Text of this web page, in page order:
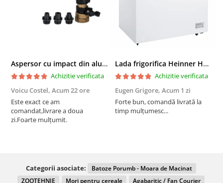
Aspersor cu impact din aluminiu cu FI, Presiune (bar)1.5-5, Diametru de aspersie (m)32-58
Achizitie verificata
Voicu Costel, Acum 22 ore
Este exact ce am
comandat,livrare a doua
zi.Foarte mulțumit.
Lada frigorifica Heinner HCF-287CNHE++, 287 l, Clasa E, Compresor inverter, Iluminare LED, Functionalitate frigider, Alb
Achizitie verificata
Eugen Grigore, Acum 1 zi
Forte bun, comandă livrată la
timp mulțumesc...
Categorii asociate:
Batoze Porumb - Moara de Macinat
ZOOTEHNIE
Mori pentru cereale Agabaritic / Fan Courier